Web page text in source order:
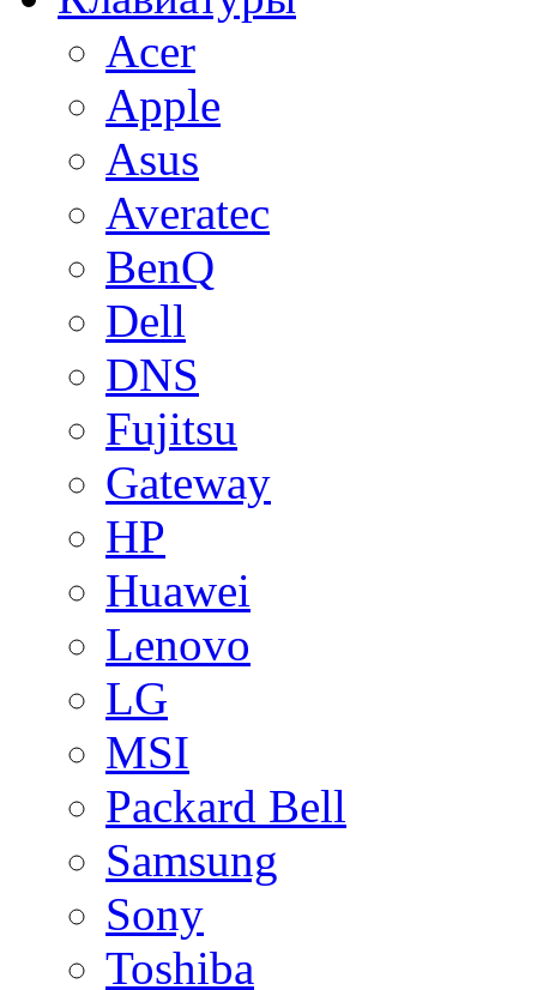
Acer
Apple
Asus
Averatec
BenQ
Dell
DNS
Fujitsu
Gateway
HP
Huawei
Lenovo
LG
MSI
Packard Bell
Samsung
Sony
Toshiba